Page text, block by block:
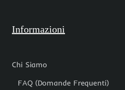
Informazioni
Chi Siamo
FAQ (Domande Frequenti)